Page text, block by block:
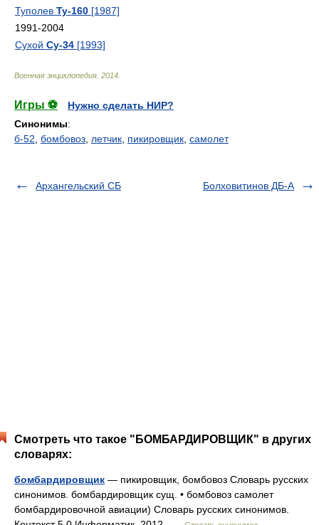
Туполев Ту-160 [1987]
1991-2004
Сухой Су-34 [1993]
Военная энциклопедия 2014
Игры ⚽
Нужно сделать НИР?
Синонимы:
б-52 бомбовоз летчик пикировщик самолет
Архангельский СБ Болховитинов ДБ-А
Смотреть что такое "БОМБАРДИРОВЩИК" в других
словарях:
бомбардировщик — пикировщик, бомбовоз Словарь русских
синонимов. бомбардировщик сущ. • бомбовоз самолет
бомбардировочной авиации) Словарь русских синонимов.